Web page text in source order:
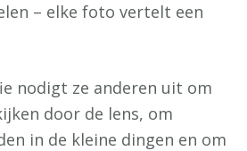
– elke foto vertelt een
nodigt ze anderen uit om
door de lens, om
in de kleine dingen en om